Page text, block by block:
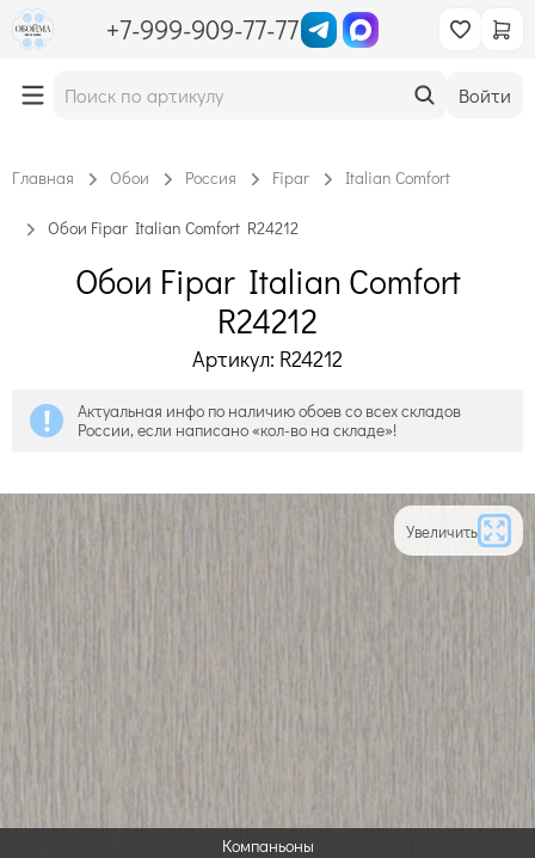
+7-999-909-77-77
Войти
Главная Обои Россия Fipar Italian Comfort
Обои Fipar Italian Comfort R24212
Обои Fipar Italian Comfort
R24212
Артикул: R24212
Актуальная инфо по наличию обоев со всех складов
России, если написано «кол-во на складе»!
Увеличить
Компаньоны